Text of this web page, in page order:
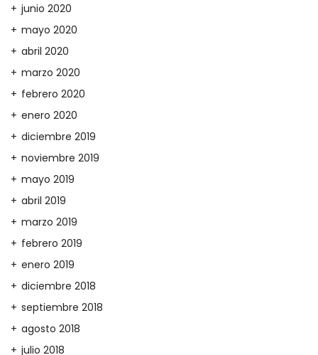
junio 2020
mayo 2020
abril 2020
marzo 2020
febrero 2020
enero 2020
diciembre 2019
noviembre 2019
mayo 2019
abril 2019
marzo 2019
febrero 2019
enero 2019
diciembre 2018
septiembre 2018
agosto 2018
julio 2018